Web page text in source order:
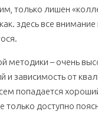
только лишен
здесь все
методики – очень
и зависимость от
попадается
только доступно